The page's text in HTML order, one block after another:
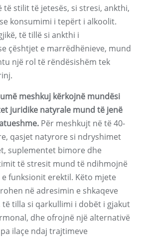
stilit të jetesës, si stresi, ankthi,
konsumimi i tepërt i alkoolit.
të tillë si ankthi i
çështjet e marrëdhënieve, mund
një rol të rëndësishëm tek
meshkuj kërkojnë mundësi
juridike natyrale mund të jenë
Për meshkujt në të 40-
qasjet natyrore si ndryshimet
suplementet bimore dhe
të stresit mund të ndihmojnë
funksionit erektil. Këto mjete
në adresimin e shkaqeve
të tilla si qarkullimi i dobët i gjakut
dhe ofrojnë një alternativë
ilaçe ndaj trajtimeve